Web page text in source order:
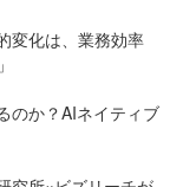
変化は、業務効率
のか？AIネイティブ